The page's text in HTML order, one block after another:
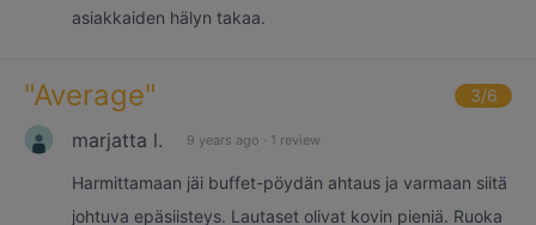
asiakkaiden hälyn takaa.
"Average" 3/6
marjatta l. 9 years ago · 1 review
Harmittamaan jäi buffet-pöydän ahtaus ja varmaan siitä
johtuva epäsiisteys. Lautaset olivat kovin pieniä. Ruoka